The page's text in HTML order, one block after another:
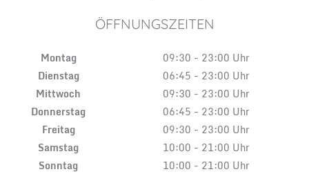
ÖFFNUNGSZEITEN
Montag
09:30 - 23:00 Uhr
Dienstag
06:45 - 23:00 Uhr
Mittwoch
09:30 - 23:00 Uhr
Donnerstag
06:45 - 23:00 Uhr
Freitag
09:30 - 23:00 Uhr
Samstag
10:00 - 21:00 Uhr
Sonntag
10:00 - 21:00 Uhr